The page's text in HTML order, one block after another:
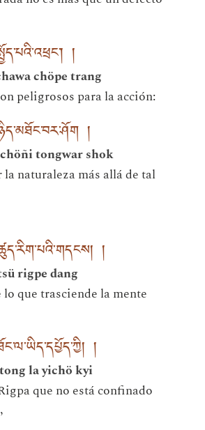
།
chöpe trang
peligrosos para la acción:
།
tongwar shok
la naturaleza más allá de tal
།
rigpe dang
que trasciende la mente
།
la yichö kyi
que no está confinado